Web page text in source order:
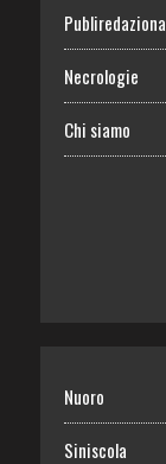
Necrologie
Chi siamo
Nuoro
Siniscola